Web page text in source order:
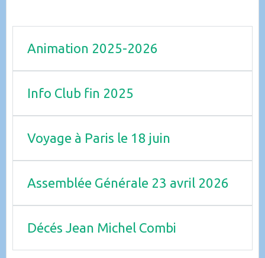
Animation 2025-2026
Info Club fin 2025
Voyage à Paris le 18 juin
Assemblée Générale 23 avril 2026
Décés Jean Michel Combi